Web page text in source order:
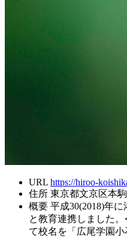
URL https://hiroo-
住所 東京都文京区本駒
概要 平成30(2018)年
と教育連携しました
て校名を「広尾学園